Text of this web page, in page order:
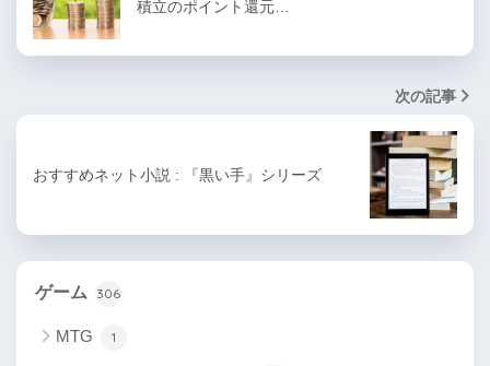
積立のポイント還元…
次の記事
おすすめネット小説 : 『黒い手』シリーズ
ゲーム 306
MTG 1